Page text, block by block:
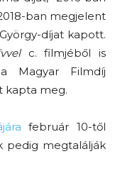
ban megjelent
díjat kapott.
c. filmjéből is
Magyar Filmdíj
kapta meg.
február 10-től
pedig megtalálják